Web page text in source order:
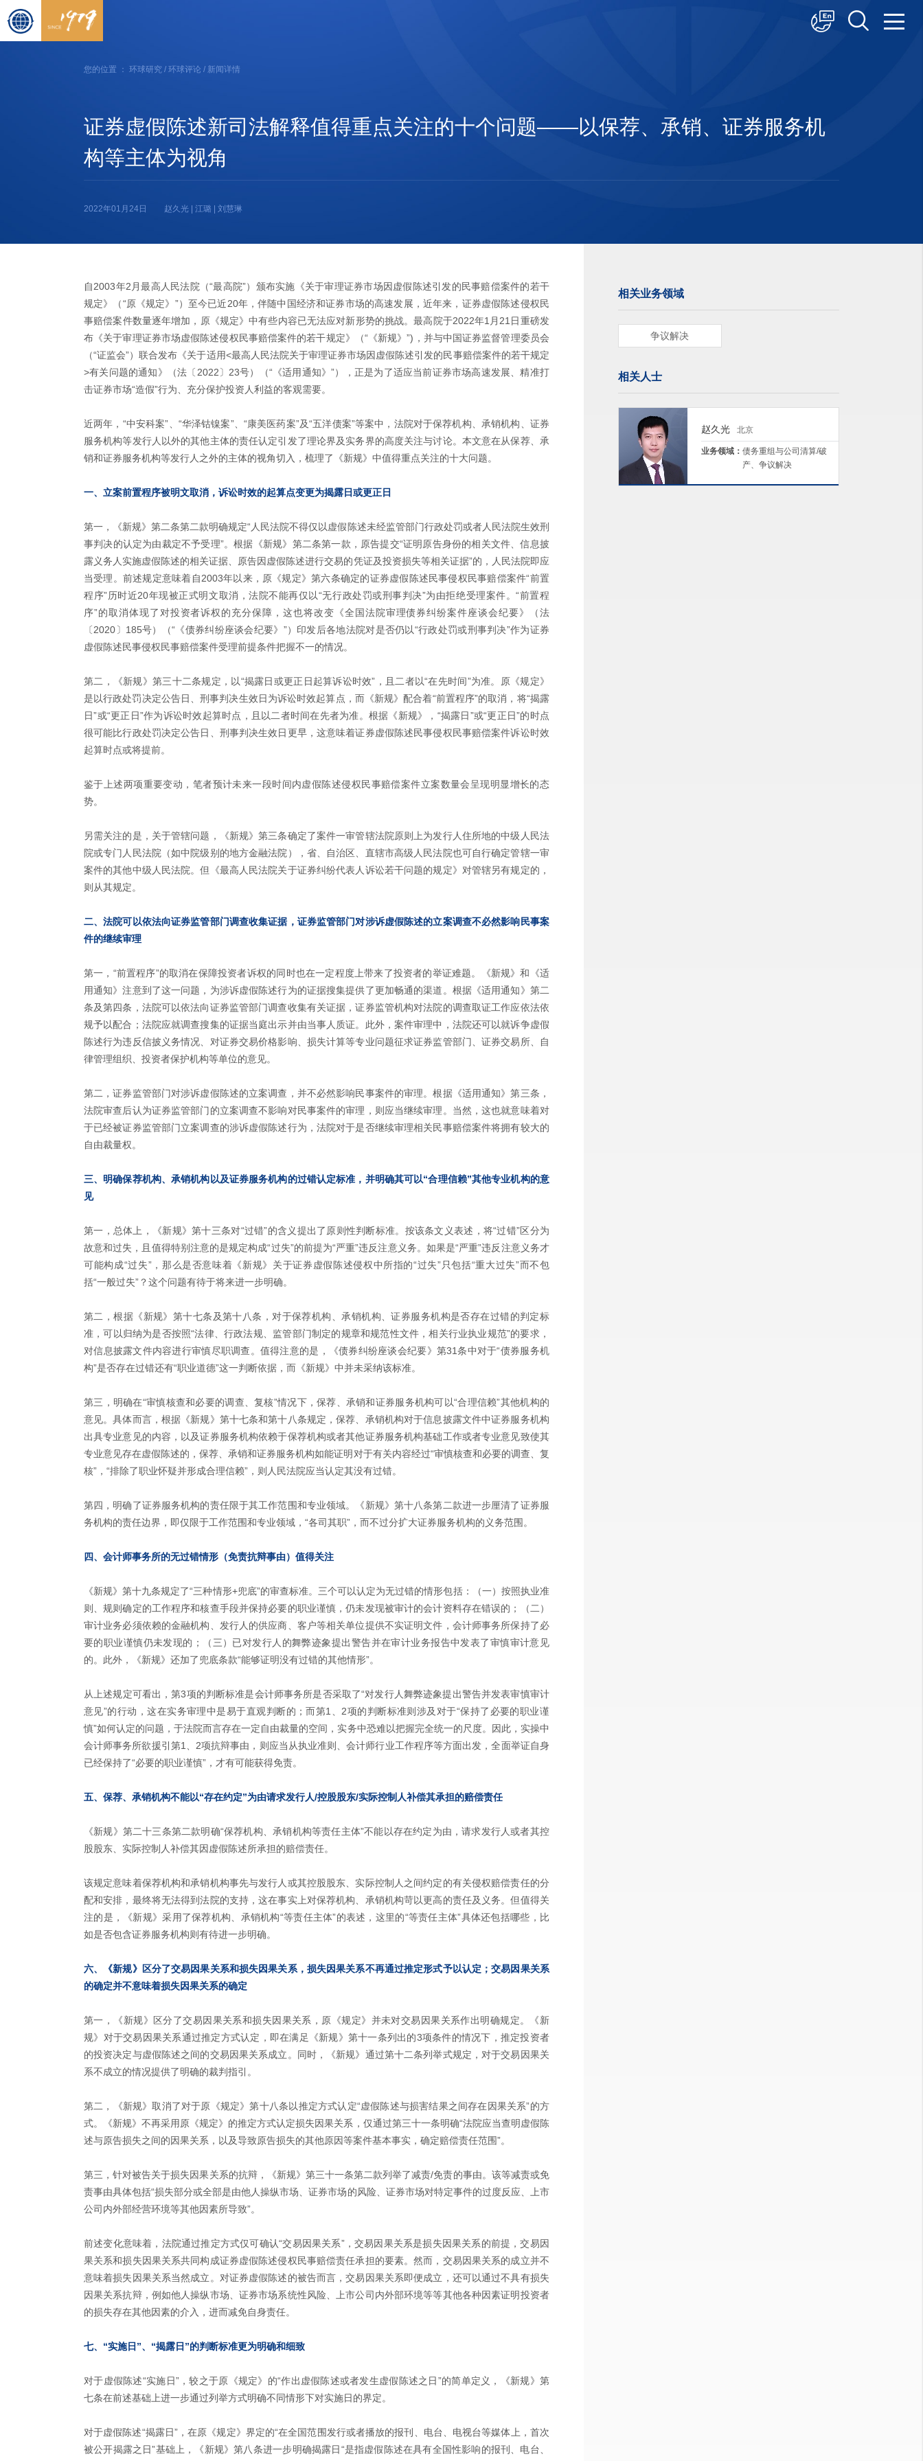
您的位置 ： 环球研究 / 环球评论 / 新闻详情
证券虚假陈述新司法解释值得重点关注的十个问题——以保荐、承销、证券服务机
构等主体为视角
2022年01月24日 赵久光 | 江璐 | 刘慧琳
自2003年2月最高人民法院（“最高院”）颁布实施《关于审理证券市场因虚假陈述引发的民事赔偿案件的若干
规定》（“原《规定》”）至今已近20年，伴随中国经济和证券市场的高速发展，近年来，证券虚假陈述侵权民
事赔偿案件数量逐年增加，原《规定》中有些内容已无法应对新形势的挑战。最高院于2022年1月21日重磅发
布《关于审理证券市场虚假陈述侵权民事赔偿案件的若干规定》（“《新规》”)，并与中国证券监督管理委员会
（“证监会”）联合发布《关于适用<最高人民法院关于审理证券市场因虚假陈述引发的民事赔偿案件的若干规定
>有关问题的通知》（法〔2022〕23号）（“《适用通知》”），正是为了适应当前证券市场高速发展、精准打
击证券市场“造假”行为、充分保护投资人利益的客观需要。
近两年，“中安科案”、“华泽钴镍案”、“康美医药案”及“五洋债案”等案中，法院对于保荐机构、承销机构、证券
服务机构等发行人以外的其他主体的责任认定引发了理论界及实务界的高度关注与讨论。本文意在从保荐、承
销和证券服务机构等发行人之外的主体的视角切入，梳理了《新规》中值得重点关注的十大问题。
一、立案前置程序被明文取消，诉讼时效的起算点变更为揭露日或更正日
第一，《新规》第二条第二款明确规定“人民法院不得仅以虚假陈述未经监管部门行政处罚或者人民法院生效刑
事判决的认定为由裁定不予受理”。根据《新规》第二条第一款，原告提交“证明原告身份的相关文件、信息披
露义务人实施虚假陈述的相关证据、原告因虚假陈述进行交易的凭证及投资损失等相关证据”的，人民法院即应
当受理。前述规定意味着自2003年以来，原《规定》第六条确定的证券虚假陈述民事侵权民事赔偿案件“前置
程序”历时近20年现被正式明文取消，法院不能再仅以“无行政处罚或刑事判决”为由拒绝受理案件。“前置程
序”的取消体现了对投资者诉权的充分保障，这也将改变《全国法院审理债券纠纷案件座谈会纪要》（法
〔2020〕185号）（“《债券纠纷座谈会纪要》”）印发后各地法院对是否仍以“行政处罚或刑事判决”作为证券
虚假陈述民事侵权民事赔偿案件受理前提条件把握不一的情况。
第二，《新规》第三十二条规定，以“揭露日或更正日起算诉讼时效”，且二者以“在先时间”为准。原《规定》
是以行政处罚决定公告日、刑事判决生效日为诉讼时效起算点，而《新规》配合着“前置程序”的取消，将“揭露
日”或“更正日”作为诉讼时效起算时点，且以二者时间在先者为准。根据《新规》，“揭露日”或“更正日”的时点
很可能比行政处罚决定公告日、刑事判决生效日更早，这意味着证券虚假陈述民事侵权民事赔偿案件诉讼时效
起算时点或将提前。
鉴于上述两项重要变动，笔者预计未来一段时间内虚假陈述侵权民事赔偿案件立案数量会呈现明显增长的态
势。
另需关注的是，关于管辖问题，《新规》第三条确定了案件一审管辖法院原则上为发行人住所地的中级人民法
院或专门人民法院（如中院级别的地方金融法院），省、自治区、直辖市高级人民法院也可自行确定管辖一审
案件的其他中级人民法院。但《最高人民法院关于证券纠纷代表人诉讼若干问题的规定》对管辖另有规定的，
则从其规定。
二、法院可以依法向证券监管部门调查收集证据，证券监管部门对涉诉虚假陈述的立案调查不必然影响民事案
件的继续审理
第一，“前置程序”的取消在保障投资者诉权的同时也在一定程度上带来了投资者的举证难题。《新规》和《适
用通知》注意到了这一问题，为涉诉虚假陈述行为的证据搜集提供了更加畅通的渠道。根据《适用通知》第二
条及第四条，法院可以依法向证券监管部门调查收集有关证据，证券监管机构对法院的调查取证工作应依法依
规予以配合；法院应就调查搜集的证据当庭出示并由当事人质证。此外，案件审理中，法院还可以就诉争虚假
陈述行为违反信披义务情况、对证券交易价格影响、损失计算等专业问题征求证券监管部门、证券交易所、自
律管理组织、投资者保护机构等单位的意见。
第二，证券监管部门对涉诉虚假陈述的立案调查，并不必然影响民事案件的审理。根据《适用通知》第三条，
法院审查后认为证券监管部门的立案调查不影响对民事案件的审理，则应当继续审理。当然，这也就意味着对
于已经被证券监管部门立案调查的涉诉虚假陈述行为，法院对于是否继续审理相关民事赔偿案件将拥有较大的
自由裁量权。
三、明确保荐机构、承销机构以及证券服务机构的过错认定标准，并明确其可以“合理信赖”其他专业机构的意
见
第一，总体上，《新规》第十三条对“过错”的含义提出了原则性判断标准。按该条文义表述，将“过错”区分为
故意和过失，且值得特别注意的是规定构成“过失”的前提为“严重”违反注意义务。如果是“严重”违反注意义务才
可能构成“过失”，那么是否意味着《新规》关于证券虚假陈述侵权中所指的“过失”只包括“重大过失”而不包
括“一般过失”？这个问题有待于将来进一步明确。
第二，根据《新规》第十七条及第十八条，对于保荐机构、承销机构、证券服务机构是否存在过错的判定标
准，可以归纳为是否按照“法律、行政法规、监管部门制定的规章和规范性文件，相关行业执业规范”的要求，
对信息披露文件内容进行审慎尽职调查。值得注意的是，《债券纠纷座谈会纪要》第31条中对于“债券服务机
构”是否存在过错还有“职业道德”这一判断依据，而《新规》中并未采纳该标准。
第三，明确在“审慎核查和必要的调查、复核”情况下，保荐、承销和证券服务机构可以“合理信赖”其他机构的
意见。具体而言，根据《新规》第十七条和第十八条规定，保荐、承销机构对于信息披露文件中证券服务机构
出具专业意见的内容，以及证券服务机构依赖于保荐机构或者其他证券服务机构基础工作或者专业意见致使其
专业意见存在虚假陈述的，保荐、承销和证券服务机构如能证明对于有关内容经过“审慎核查和必要的调查、复
核”，“排除了职业怀疑并形成合理信赖”，则人民法院应当认定其没有过错。
第四，明确了证券服务机构的责任限于其工作范围和专业领域。《新规》第十八条第二款进一步厘清了证券服
务机构的责任边界，即仅限于工作范围和专业领域，“各司其职”，而不过分扩大证券服务机构的义务范围。
四、会计师事务所的无过错情形（免责抗辩事由）值得关注
《新规》第十九条规定了“三种情形+兜底”的审查标准。三个可以认定为无过错的情形包括：（一）按照执业准
则、规则确定的工作程序和核查手段并保持必要的职业谨慎，仍未发现被审计的会计资料存在错误的；（二）
审计业务必须依赖的金融机构、发行人的供应商、客户等相关单位提供不实证明文件，会计师事务所保持了必
要的职业谨慎仍未发现的；（三）已对发行人的舞弊迹象提出警告并在审计业务报告中发表了审慎审计意见
的。此外，《新规》还加了兜底条款“能够证明没有过错的其他情形”。
从上述规定可看出，第3项的判断标准是会计师事务所是否采取了“对发行人舞弊迹象提出警告并发表审慎审计
意见”的行动，这在实务审理中是易于直观判断的；而第1、2项的判断标准则涉及对于“保持了必要的职业谨
慎”如何认定的问题，于法院而言存在一定自由裁量的空间，实务中恐难以把握完全统一的尺度。因此，实操中
会计师事务所欲援引第1、2项抗辩事由，则应当从执业准则、会计师行业工作程序等方面出发，全面举证自身
已经保持了“必要的职业谨慎”，才有可能获得免责。
五、保荐、承销机构不能以“存在约定”为由请求发行人/控股股东/实际控制人补偿其承担的赔偿责任
《新规》第二十三条第二款明确“保荐机构、承销机构等责任主体”不能以存在约定为由，请求发行人或者其控
股股东、实际控制人补偿其因虚假陈述所承担的赔偿责任。
该规定意味着保荐机构和承销机构事先与发行人或其控股股东、实际控制人之间约定的有关侵权赔偿责任的分
配和安排，最终将无法得到法院的支持，这在事实上对保荐机构、承销机构苛以更高的责任及义务。但值得关
注的是，《新规》采用了保荐机构、承销机构“等责任主体”的表述，这里的“等责任主体”具体还包括哪些，比
如是否包含证券服务机构则有待进一步明确。
六、《新规》区分了交易因果关系和损失因果关系，损失因果关系不再通过推定形式予以认定；交易因果关系
的确定并不意味着损失因果关系的确定
第一，《新规》区分了交易因果关系和损失因果关系，原《规定》并未对交易因果关系作出明确规定。《新
规》对于交易因果关系通过推定方式认定，即在满足《新规》第十一条列出的3项条件的情况下，推定投资者
的投资决定与虚假陈述之间的交易因果关系成立。同时，《新规》通过第十二条列举式规定，对于交易因果关
系不成立的情况提供了明确的裁判指引。
第二，《新规》取消了对于原《规定》第十八条以推定方式认定“虚假陈述与损害结果之间存在因果关系”的方
式。《新规》不再采用原《规定》的推定方式认定损失因果关系，仅通过第三十一条明确“法院应当查明虚假陈
述与原告损失之间的因果关系，以及导致原告损失的其他原因等案件基本事实，确定赔偿责任范围”。
第三，针对被告关于损失因果关系的抗辩，《新规》第三十一条第二款列举了减责/免责的事由。该等减责或免
责事由具体包括“损失部分或全部是由他人操纵市场、证券市场的风险、证券市场对特定事件的过度反应、上市
公司内外部经营环境等其他因素所导致”。
前述变化意味着，法院通过推定方式仅可确认“交易因果关系”，交易因果关系是损失因果关系的前提，交易因
果关系和损失因果关系共同构成证券虚假陈述侵权民事赔偿责任承担的要素。然而，交易因果关系的成立并不
意味着损失因果关系当然成立。对证券虚假陈述的被告而言，交易因果关系即便成立，还可以通过不具有损失
因果关系抗辩，例如他人操纵市场、证券市场系统性风险、上市公司内外部环境等等其他各种因素证明投资者
的损失存在其他因素的介入，进而减免自身责任。
七、“实施日”、“揭露日”的判断标准更为明确和细致
对于虚假陈述“实施日”，较之于原《规定》的“作出虚假陈述或者发生虚假陈述之日”的简单定义，《新规》第
七条在前述基础上进一步通过列举方式明确不同情形下对实施日的界定。
对于虚假陈述“揭露日”，在原《规定》界定的“在全国范围发行或者播放的报刊、电台、电视台等媒体上，首次
被公开揭露之日”基础上，《新规》第八条进一步明确揭露日“是指虚假陈述在具有全国性影响的报刊、电台、
相关业务领域
争议解决
相关人士
赵久光 北京
业务领域： 债务重组与公司清算/破
产、争议解决